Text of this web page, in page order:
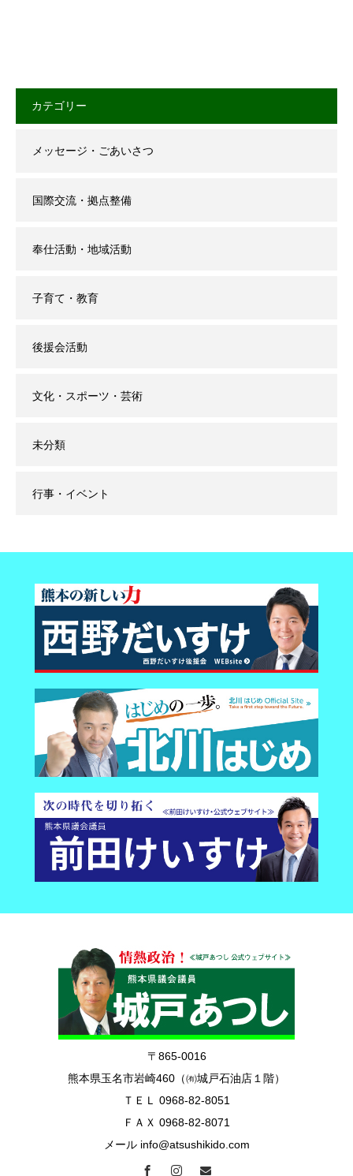
カテゴリー
メッセージ・ごあいさつ
国際交流・拠点整備
奉仕活動・地域活動
子育て・教育
後援会活動
文化・スポーツ・芸術
未分類
行事・イベント
〒865-0016
熊本県玉名市岩崎460（㈲城戸石油店１階）
ＴＥＬ 0968-82-8051
ＦＡＸ 0968-82-8071
メール info@atsushikido.com